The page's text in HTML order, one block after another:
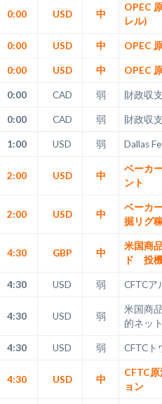
0:00 USD 中
OPEC
レル)
0:00 USD 中 OPEC
0:00 USD 中 OPEC
0:00 CAD 弱 財政収
0:00 CAD 弱 財政収
1:00 USD 弱 Dallas
2:00 USD 中
ベーカ
ント
2:00 USD 中
ベーカ
掘リグ
4:30 GBP 中
米国商
ド 投
4:30 USD 弱 CFTCア
4:30 USD 弱
米国商
的ネッ
4:30 USD 弱 CFTCト
4:30 USD 中
CFTC
ョン